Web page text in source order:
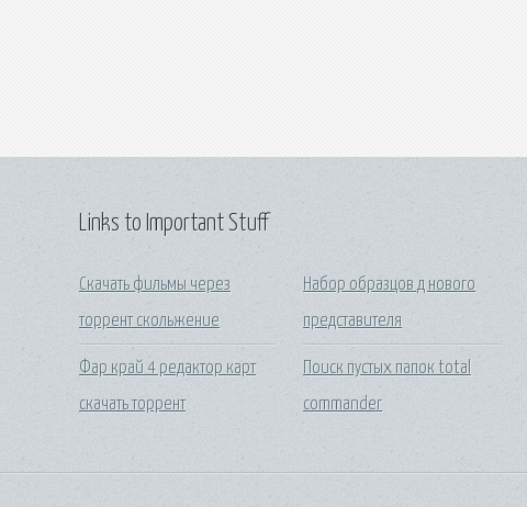
Links to Important Stuff
Скачать фильмы через
торрент скольжение
Фар край 4 редактор карт
скачать торрент
Набор образцов д нового
представителя
Поиск пустых папок total
commander